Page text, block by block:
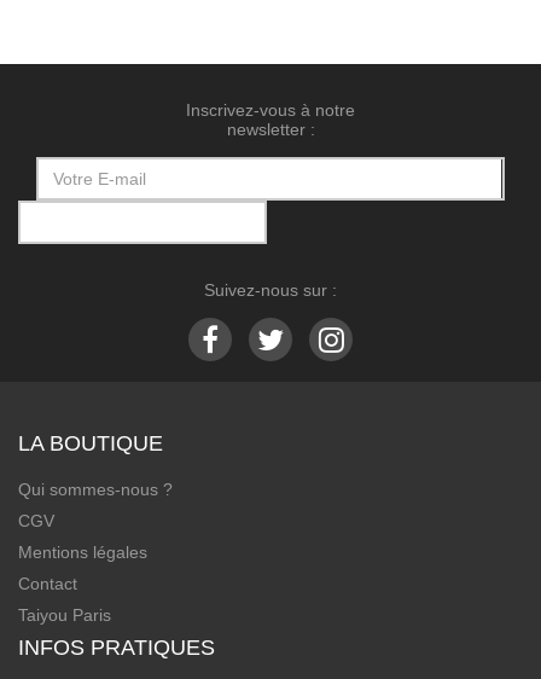
Inscrivez-vous à notre
newsletter :
Suivez-nous sur :
LA BOUTIQUE
Qui sommes-nous ?
CGV
Mentions légales
Contact
Taiyou Paris
INFOS PRATIQUES